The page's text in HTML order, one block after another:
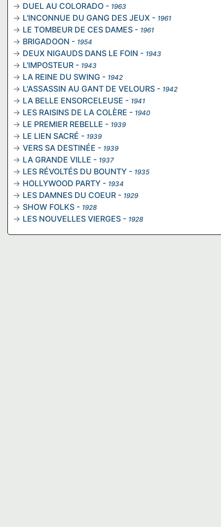
DUEL AU COLORADO - 1963
L'INCONNUE DU GANG DES JEUX - 1961
LE TOMBEUR DE CES DAMES - 1961
BRIGADOON - 1954
DEUX NIGAUDS DANS LE FOIN - 1943
L'IMPOSTEUR - 1943
LA REINE DU SWING - 1942
L'ASSASSIN AU GANT DE VELOURS - 1942
LA BELLE ENSORCELEUSE - 1941
LES RAISINS DE LA COLÈRE - 1940
LE PREMIER REBELLE - 1939
LE LIEN SACRÉ - 1939
VERS SA DESTINÉE - 1939
LA GRANDE VILLE - 1937
LES RÉVOLTÉS DU BOUNTY - 1935
HOLLYWOOD PARTY - 1934
LES DAMNES DU COEUR - 1929
SHOW FOLKS - 1928
LES NOUVELLES VIERGES - 1928